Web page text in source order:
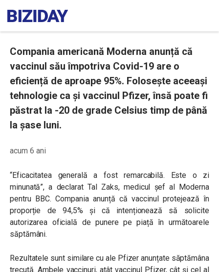
Compania americană Moderna anunță că
vaccinul său împotriva Covid-19 are o
eficiență de aproape 95%. Folosește aceeași
tehnologie ca și vaccinul Pfizer, însă poate fi
păstrat la -20 de grade Celsius timp de până
la șase luni.
acum 6 ani
“Eficacitatea generală a fost remarcabilă. Este o zi
minunată”, a declarat Tal Zaks, medicul șef al Moderna
pentru BBC. Compania anunță că vaccinul protejează în
proporție de 94,5% și că intenționează să solicite
autorizarea oficială de punere pe piață în următoarele
săptămâni.
Rezultatele sunt similare cu ale Pfizer anunțate săptămâna
trecută. Ambele vaccinuri, atât vaccinul Pfizer, cât și cel al